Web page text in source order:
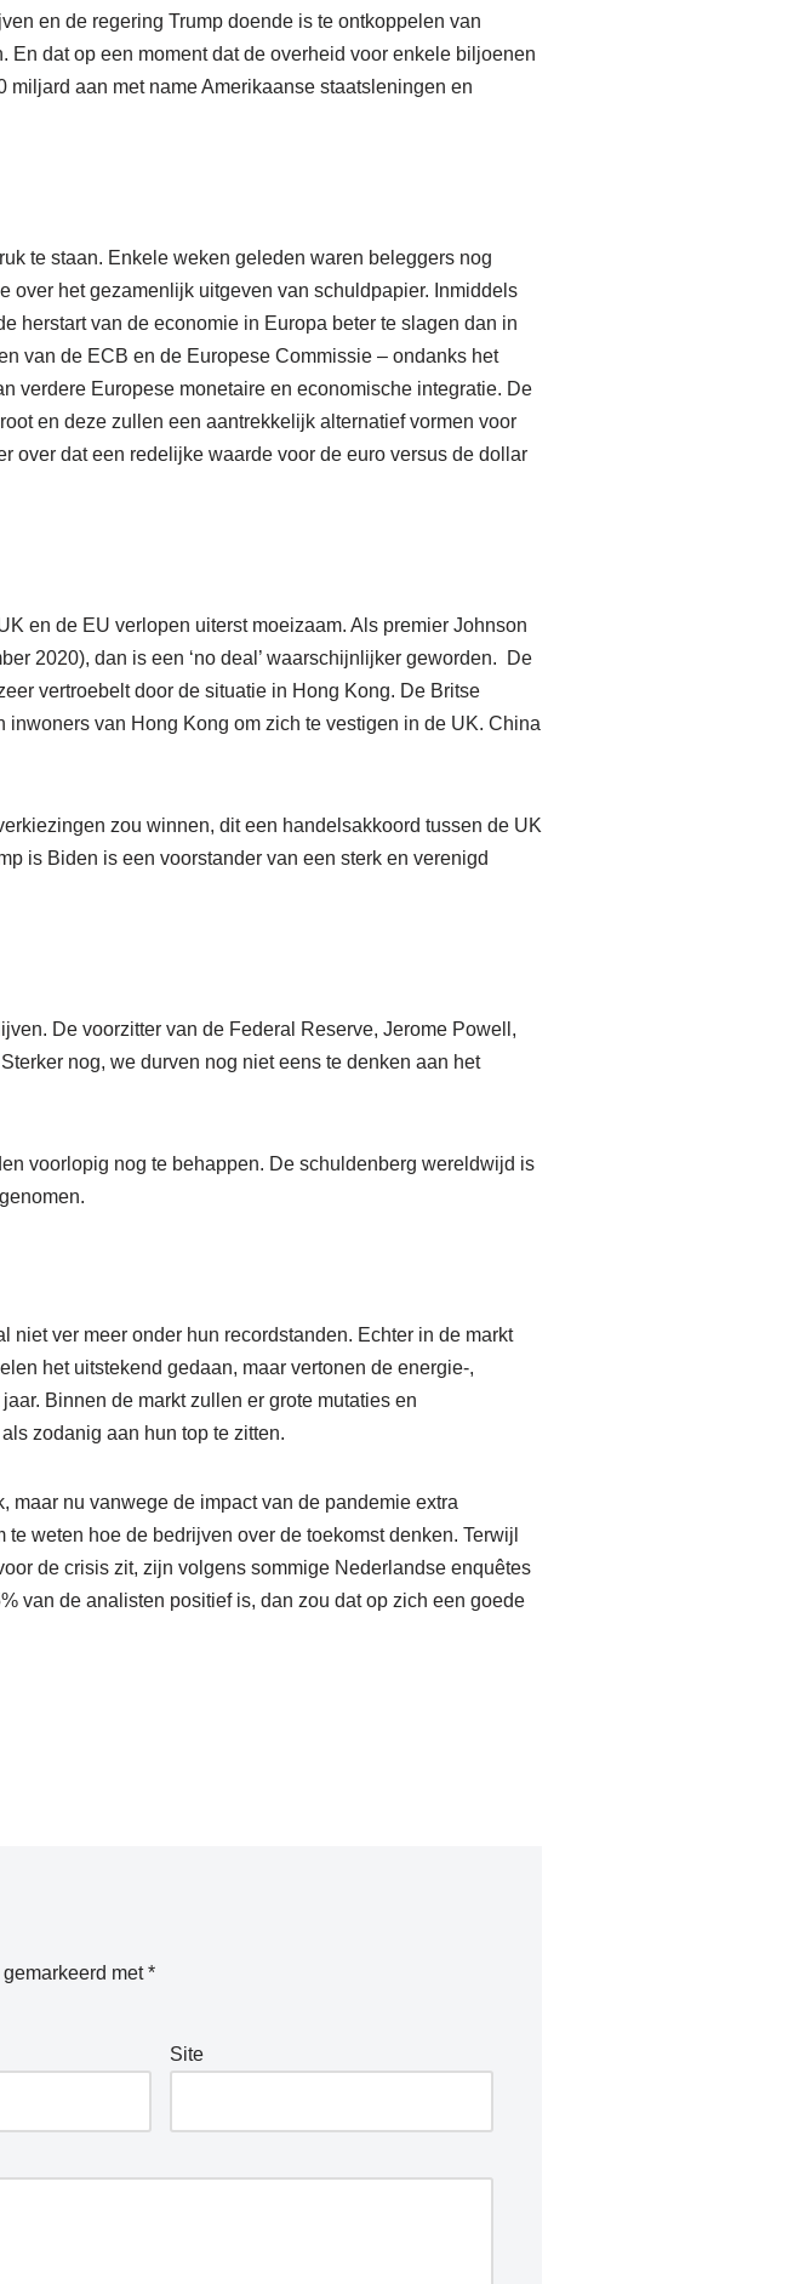
en de regering Trump doende is te ontkoppelen van
dat op een moment dat de overheid voor enkele biljoenen
aan met name Amerikaanse staatsleningen en
te staan. Enkele weken geleden waren beleggers nog
over het gezamenlijk uitgeven van schuldpapier. Inmiddels
herstart van de economie in Europa beter te slagen dan in
van de ECB en de Europese Commissie – ondanks het
verdere Europese monetaire en economische integratie. De
en deze zullen een aantrekkelijk alternatief vormen voor
over dat een redelijke waarde voor de euro versus de dollar
en de EU verlopen uiterst moeizaam. Als premier Johnson
2020), dan is een ‘no deal’ waarschijnlijker geworden. De
vertroebelt door de situatie in Hong Kong. De Britse
van Hong Kong om zich te vestigen in de UK. China
zou winnen, dit een handelsakkoord tussen de UK
is Biden is een voorstander van een sterk en verenigd
De voorzitter van de Federal Reserve, Jerome Powell,
nog, we durven nog niet eens te denken aan het
voorlopig nog te behappen. De schuldenberg wereldwijd is
ver meer onder hun recordstanden. Echter in de markt
het uitstekend gedaan, maar vertonen de energie-,
Binnen de markt zullen er grote mutaties en
zodanig aan hun top te zitten.
nu vanwege de impact van de pandemie extra
weten hoe de bedrijven over de toekomst denken. Terwijl
de crisis zit, zijn volgens sommige Nederlandse enquêtes
van de analisten positief is, dan zou dat op zich een goede
met*
Site